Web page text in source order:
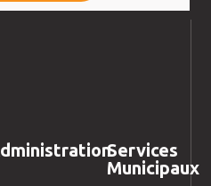
Services
Municipaux